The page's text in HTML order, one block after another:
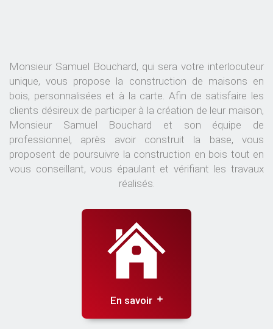
Monsieur Samuel Bouchard, qui sera votre interlocuteur
unique, vous propose la construction de maisons en
bois, personnalisées et à la carte. Afin de satisfaire les
clients désireux de participer à la création de leur maison,
Monsieur Samuel Bouchard et son équipe de
professionnel, après avoir construit la base, vous
proposent de poursuivre la construction en bois tout en
vous conseillant, vous épaulant et vérifiant les travaux
réalisés.
En savoir